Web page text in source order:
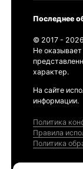
Последнее
© 2017 -
Не
характер.
На сайте
информации.
Политика
Правила
Политика